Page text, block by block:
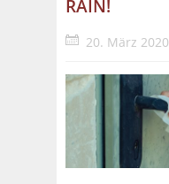
RAIN!
20. März 2020